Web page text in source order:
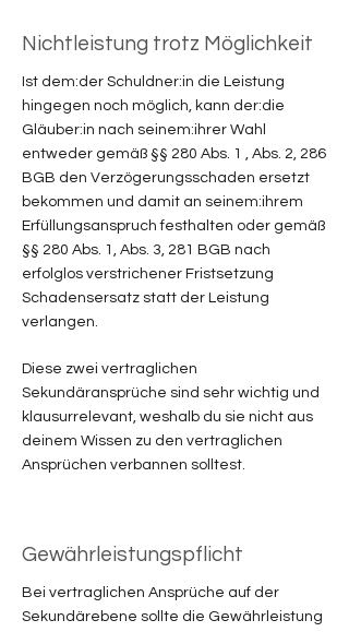
Nichtleistung trotz Möglichkeit
Ist dem:der Schuldner:in die Leistung
hingegen noch möglich, kann der:die
Gläuber:in nach seinem:ihrer Wahl
entweder gemäß §§ 280 Abs. 1 , Abs. 2, 286
BGB den Verzögerungsschaden ersetzt
bekommen und damit an seinem:ihrem
Erfüllungsanspruch festhalten oder gemäß
§§ 280 Abs. 1, Abs. 3, 281 BGB nach
erfolglos verstrichener Fristsetzung
Schadensersatz statt der Leistung
verlangen.
Diese zwei vertraglichen
Sekundäransprüche sind sehr wichtig und
klausurrelevant, weshalb du sie nicht aus
deinem Wissen zu den vertraglichen
Ansprüchen verbannen solltest.
Gewährleistungspflicht
Bei vertraglichen Ansprüche auf der
Sekundärebene sollte die Gewährleistung